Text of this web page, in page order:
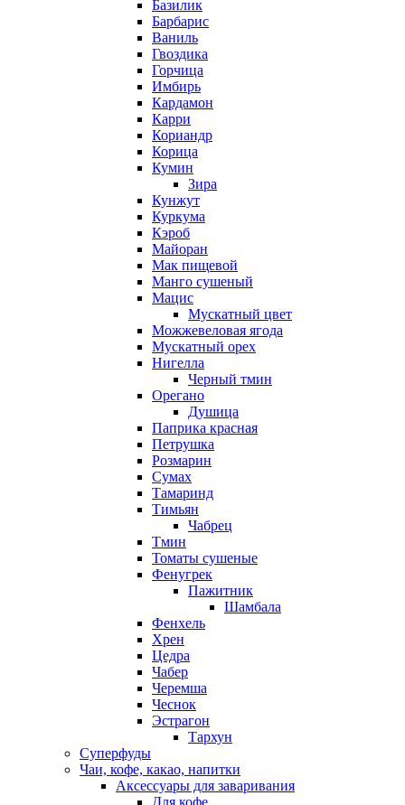
Базилик
Барбарис
Ваниль
Гвоздика
Горчица
Имбирь
Кардамон
Карри
Кориандр
Корица
Кумин
Зира
Кунжут
Куркума
Кэроб
Майоран
Мак пищевой
Манго сушеный
Мацис
Мускатный цвет
Можжевеловая ягода
Мускатный орех
Нигелла
Черный тмин
Орегано
Душица
Паприка красная
Петрушка
Розмарин
Сумах
Тамаринд
Тимьян
Чабрец
Тмин
Томаты сушеные
Фенугрек
Пажитник
Шамбала
Фенхель
Хрен
Цедра
Чабер
Черемша
Чеснок
Эстрагон
Тархун
Суперфуды
Чаи, кофе, какао, напитки
Аксессуары для заваривания
Для кофе